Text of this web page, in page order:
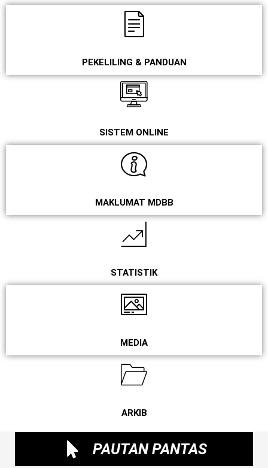
PEKELILING & PANDUAN
SISTEM ONLINE
MAKLUMAT MDBB
STATISTIK
MEDIA
ARKIB
PAUTAN PANTAS